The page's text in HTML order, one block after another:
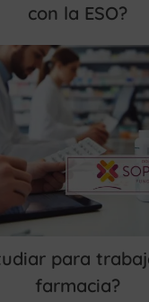
con la ESO?
para
farmacia?